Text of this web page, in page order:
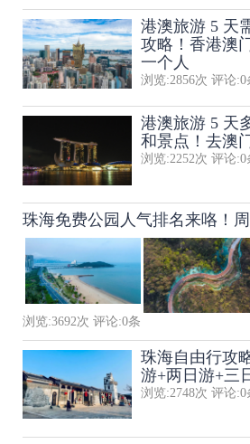
港澳旅游 5 天
攻略！香港澳
一个人
浏览:2856次 评论:0
港澳旅游 5 天
和景点！去澳
浏览:2252次 评论:0
珠海免费公园人气排名来咯！
浏览:3692次 评论:0条
珠海自由行攻
游+两日游+三
浏览:2748次 评论:0